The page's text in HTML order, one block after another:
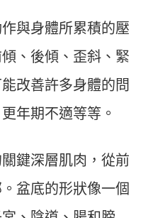
與身體所累積的壓
、後傾、歪斜、緊
改善許多身體的問
年期不適等等。
鍵深層肌肉，從前
盆底的形狀像一個